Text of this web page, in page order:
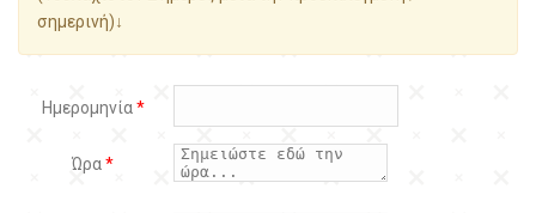
σημερινή)↓
Ημερομηνία*
Ώρα*